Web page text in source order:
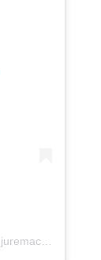
A post shared by Advogada que Viaja (@juremacintra)